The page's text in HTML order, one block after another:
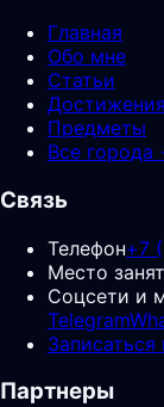
Главная
Обо мне
Статьи
Достижения
Предметы
Все города
Связь
Телефон+7
Место
Соцсети и
Telegram
Партнеры